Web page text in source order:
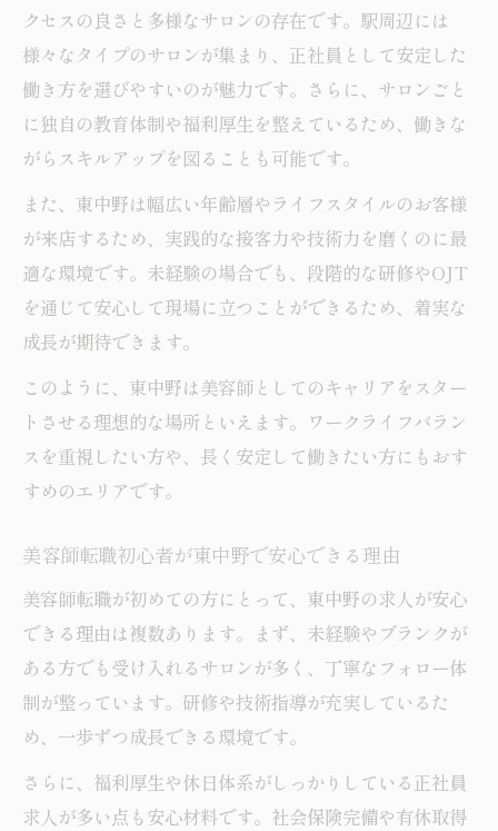
クセスの良さと多様なサロンの存在です。駅周辺には
様々なタイプのサロンが集まり、正社員として安定した
働き方を選びやすいのが魅力です。さらに、サロンごと
に独自の教育体制や福利厚生を整えているため、働きな
がらスキルアップを図ることも可能です。
また、東中野は幅広い年齢層やライフスタイルのお客様
が来店するため、実践的な接客力や技術力を磨くのに最
適な環境です。未経験の場合でも、段階的な研修やOJT
を通じて安心して現場に立つことができるため、着実な
成長が期待できます。
このように、東中野は美容師としてのキャリアをスター
トさせる理想的な場所といえます。ワークライフバラン
スを重視したい方や、長く安定して働きたい方にもおす
すめのエリアです。
美容師転職初心者が東中野で安心できる理由
美容師転職が初めての方にとって、東中野の求人が安心
できる理由は複数あります。まず、未経験やブランクが
ある方でも受け入れるサロンが多く、丁寧なフォロー体
制が整っています。研修や技術指導が充実しているた
め、一歩ずつ成長できる環境です。
さらに、福利厚生や休日体系がしっかりしている正社員
求人が多い点も安心材料です。社会保険完備や有休取得